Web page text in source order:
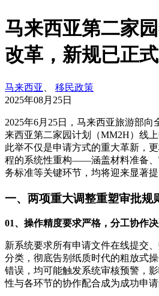
马来西亚第二家
改革，新规已正
马来西亚
移民政策
2025年08月25日
2025年6月25日，马来西亚旅游部向
来西亚第二家园计划（MM2H）线
此举不仅是申请方式的重大革新，
程的系统性重构——涵盖材料准备、
务标准等关键环节，均将迎来显著提
一、两项重大调整重塑审批规
01、操作精度要求严格，分工协作
新系统要求所有申请文件在线提交
分类，彻底告别纸质时代的粗放式
错误，均可能触发系统审核预警，
性与各环节的协作配合成为成功申请